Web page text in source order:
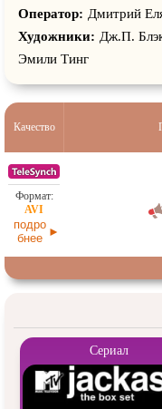
Оператор: Дмитрий
Художники: Дж.П.
Эмили Тинг
Качество
подро
бнее
Сериал